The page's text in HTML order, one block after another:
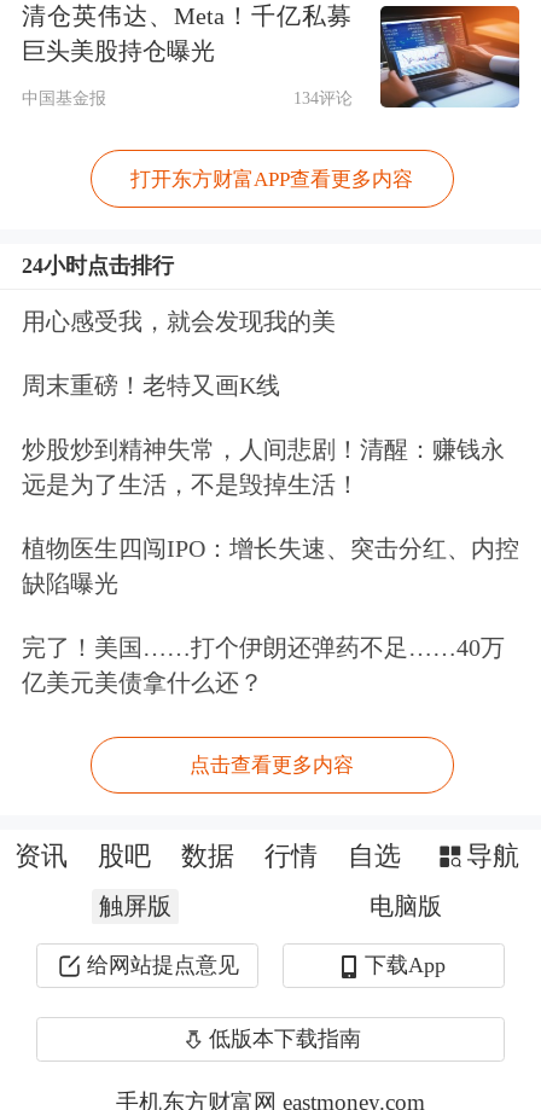
因此，NASA已经与波音开始讨论备用
方案，但这是一个艰难的抉择。考虑到
还没有达成共识。
美国知名科技媒体Ars Technica报道
性，他们称波音的飞船是返回地球
波音则表示，它拥有让宇航员搭载星际
客机返回的“飞行理由”，这意味着该公
司相信飞船可以在没有太大风险的情况
下返回地球。
波音公司发言人周五声称：“我们仍然
对星际客机及其与机组人员安全返回的
能力充满信心，我们正在与NASA合
作，提供更多的数据和进行更深入的分
陆方面的性能。”
清仓英伟达、Meta！千亿私募
巨头美股持仓曝光
中国基金报 134评论
打开东方财富APP查看更多内容
24小时点击排行
用心感受我，就会发现我的美
周末重磅！老特又画K线
炒股炒到精神失常，人间悲剧！清醒：赚钱永
远是为了生活，不是毁掉生活！
植物医生四闯IPO：增长失速、突击分红、内控
缺陷曝光
完了！美国……打个伊朗还弹药不足……40万
亿美元美债拿什么还？
点击查看更多内容
资讯 股吧 数据 行情 自选 导航
触屏版 电脑版
给网站提点意见 下载App
低版本下载指南
手机东方财富网 eastmoney.com